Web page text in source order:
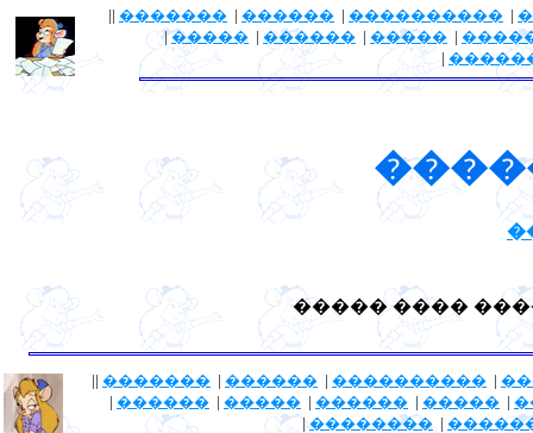
|| ������� | ������ | ���������� |
|����� | ������ | ����� |
|
����� ����
|| ������� | ������ | ���������� |
| ������ | ����� | ������ | ����� |
|�������� |